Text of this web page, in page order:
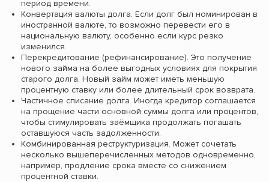
период времени.
Конвертация валюты долга. Если долг был номинирован в
иностранной валюте, то возможно перевести его в
национальную валюту, особенно если курс резко
изменился.
Перекредитование (рефинансирование). Это получение
нового займа на более выгодных условиях для покрытия
старого долга. Новый займ может иметь меньшую
процентную ставку или более длительный срок возврата.
Частичное списание долга. Иногда кредитор соглашается
на прощение части основной суммы долга или процентов,
чтобы стимулировать заёмщика продолжать погашать
оставшуюся часть задолженности.
Комбинированная реструктуризация. Может сочетать
несколько вышеперечисленных методов одновременно,
например, продление срока вместе со снижением
процентной ставки.